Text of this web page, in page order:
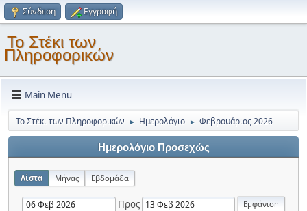
Σύνδεση Εγγραφή
Το Στέκι των
Πληροφορικών
Main Menu
Το Στέκι των Πληροφορικών ► Ημερολόγιο ► Φεβρουάριος 2026
Ημερολόγιο Προσεχώς
Λίστα Μήνας Εβδομάδα
Προς